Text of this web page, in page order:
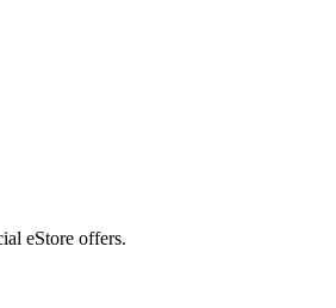
eStore offers.